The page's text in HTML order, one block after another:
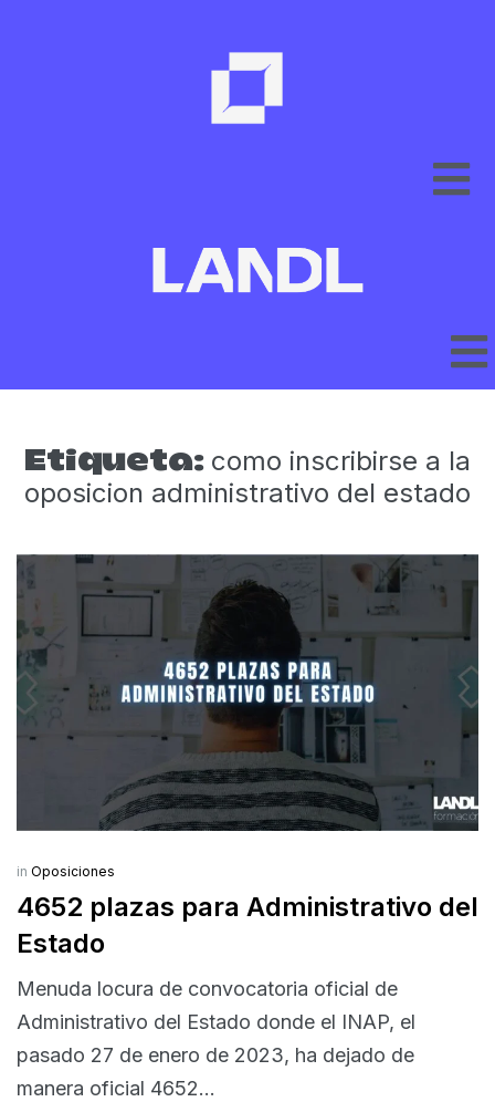
Etiqueta: como inscribirse a la
oposicion administrativo del estado
in Oposiciones
4652 plazas para Administrativo del
Estado
Menuda locura de convocatoria oficial de
Administrativo del Estado donde el INAP, el
pasado 27 de enero de 2023, ha dejado de
manera oficial 4652...